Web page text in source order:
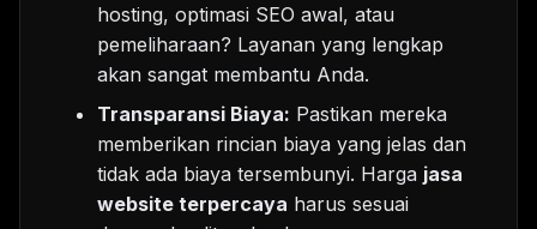
hosting, optimasi SEO awal, atau
pemeliharaan? Layanan yang lengkap
akan sangat membantu Anda.
Transparansi Biaya: Pastikan mereka
memberikan rincian biaya yang jelas dan
tidak ada biaya tersembunyi. Harga jasa
website terpercaya harus sesuai